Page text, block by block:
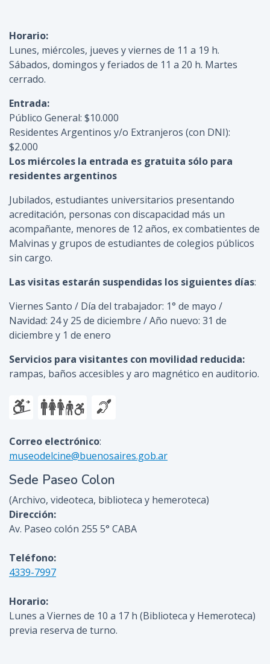
Horario:
Lunes, miércoles, jueves y viernes de 11 a 19 h.
Sábados, domingos y feriados de 11 a 20 h. Martes
cerrado.
Entrada:
Público General: $10.000
Residentes Argentinos y/o Extranjeros (con DNI):
$2.000
Los miércoles la entrada es gratuita sólo para
residentes argentinos
Jubilados, estudiantes universitarios presentando
acreditación, personas con discapacidad más un
acompañante, menores de 12 años, ex combatientes de
Malvinas y grupos de estudiantes de colegios públicos
sin cargo.
Las visitas estarán suspendidas los siguientes días:
Viernes Santo / Día del trabajador: 1° de mayo /
Navidad: 24 y 25 de diciembre / Año nuevo: 31 de
diciembre y 1 de enero
Servicios para visitantes con movilidad reducida:
rampas, baños accesibles y aro magnético en auditorio.
Correo electrónico:
museodelcine@buenosaires.gob.ar
Sede Paseo Colon
(Archivo, videoteca, biblioteca y hemeroteca)
Dirección:
Av. Paseo colón 255 5° CABA
Teléfono:
4339-7997
Horario:
Lunes a Viernes de 10 a 17 h (Biblioteca y Hemeroteca)
previa reserva de turno.